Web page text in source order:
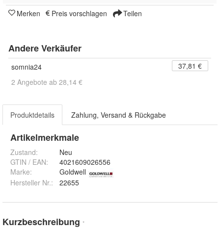
Merken Preis vorschlagen Teilen
Andere Verkäufer
somnia24
37,81 €
2 Angebote ab 28,14 €
Produktdetails Zahlung, Versand & Rückgabe
Artikelmerkmale
Zustand:
Neu
GTIN / EAN:
4021609026556
Marke:
Goldwell
Hersteller Nr.:
22655
Kurzbeschreibung *